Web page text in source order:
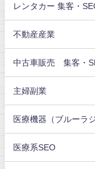
レンタカー 集客・
不動産産業
中古車販売 集客・
主婦副業
医療機器（ブルー
医療系SEO